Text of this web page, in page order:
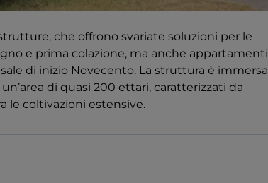
che offrono svariate soluzioni per le
e prima colazione, ma anche appartamenti
di inizio Novecento. La struttura è immersa
di quasi 200 ettari, caratterizzati da
le coltivazioni estensive.